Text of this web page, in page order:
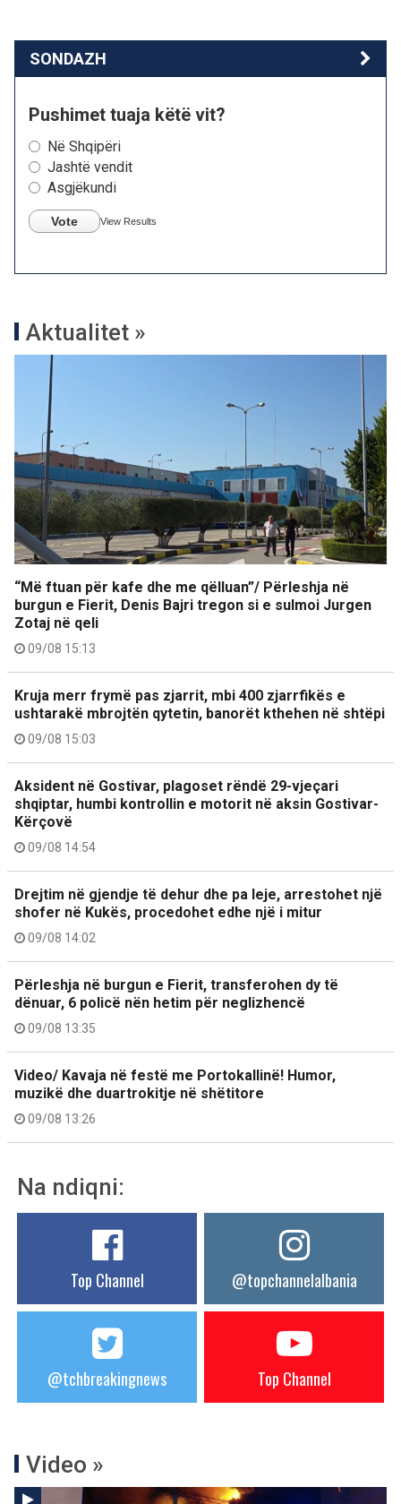
SONDAZH
Pushimet tuaja këtë vit?
Në Shqipëri
Jashtë vendit
Asgjëkundi
Vote View Results
Aktualitet »
“Më ftuan për kafe dhe me qëlluan”/ Përleshja në
burgun e Fierit, Denis Bajri tregon si e sulmoi Jurgen
Zotaj në qeli
09/08 15:13
Kruja merr frymë pas zjarrit, mbi 400 zjarrfikës e
ushtarakë mbrojtën qytetin, banorët kthehen në shtëpi
09/08 15:03
Aksident në Gostivar, plagoset rëndë 29-vjeçari
shqiptar, humbi kontrollin e motorit në aksin Gostivar-
Kërçovë
09/08 14:54
Drejtim në gjendje të dehur dhe pa leje, arrestohet një
shofer në Kukës, procedohet edhe një i mitur
09/08 14:02
Përleshja në burgun e Fierit, transferohen dy të
dënuar, 6 policë nën hetim për neglizhencë
09/08 13:35
Video/ Kavaja në festë me Portokallinë! Humor,
muzikë dhe duartrokitje në shëtitore
09/08 13:26
Na ndiqni:
Top Channel @topchannelalbania
@tchbreakingnews Top Channel
Video »